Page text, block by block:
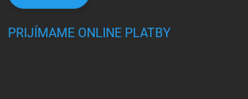
PRIJÍMAME ONLINE PLATBY